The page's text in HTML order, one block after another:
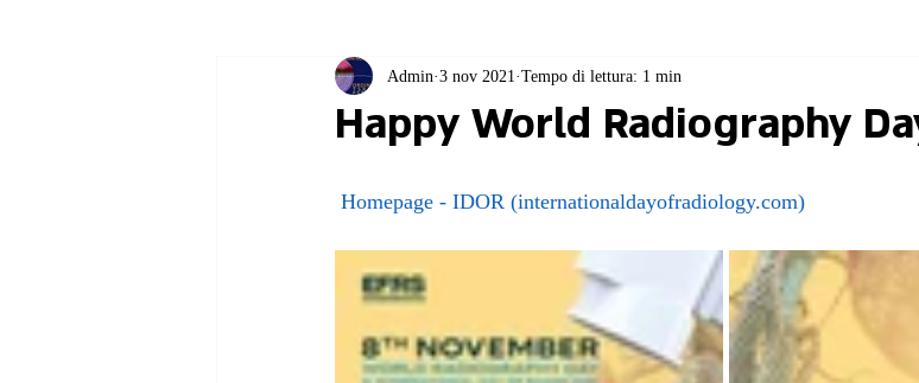
Happy World Radiography
Admin 3 nov 2021 Tempo di lettura: 1 min
Homepage - IDOR (internationaldayofradiology.com)